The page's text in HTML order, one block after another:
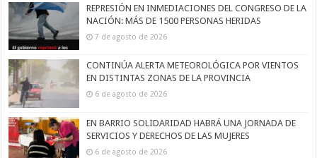
REPRESIÓN EN INMEDIACIONES DEL CONGRESO DE LA
NACIÓN: MÁS DE 1500 PERSONAS HERIDAS
7 de agosto de 2026
CONTINÚA ALERTA METEOROLÓGICA POR VIENTOS
EN DISTINTAS ZONAS DE LA PROVINCIA
6 de agosto de 2026
EN BARRIO SOLIDARIDAD HABRÁ UNA JORNADA DE
SERVICIOS Y DERECHOS DE LAS MUJERES
6 de agosto de 2026